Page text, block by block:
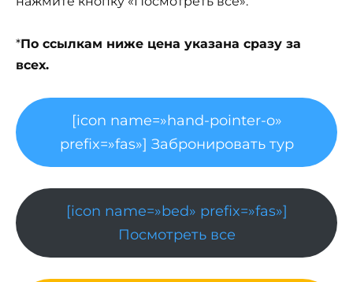
*По ссылкам ниже цена указана сразу за
всех.
[icon name=»hand-pointer-o»
prefix=»fas»] Забронировать тур
[icon name=»bed» prefix=»fas»]
Посмотреть все